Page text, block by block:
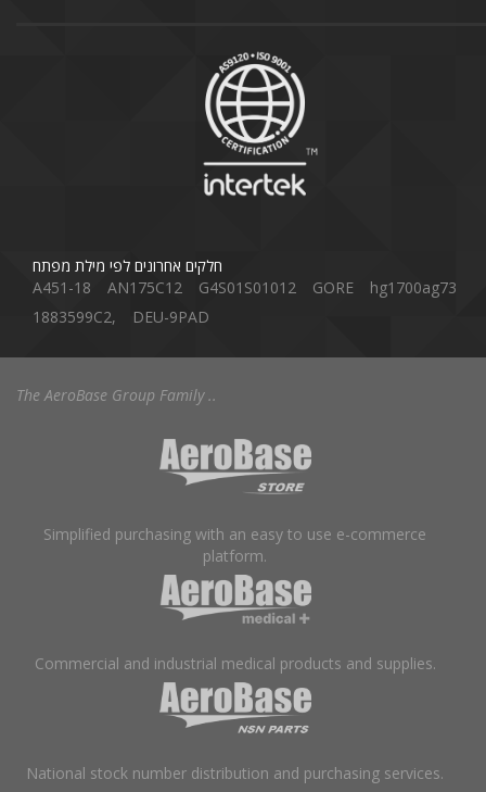
חלקים אחרונים לפי מילת מפתח
A451-18
AN175C12 G4S01S01012 GORE
hg1700ag73
1883599C2,
DEU-9PAD
The AeroBase Group Family ..
Simplified purchasing with an easy to use e-commerce
platform.
Commercial and industrial medical products and supplies.
National stock number distribution and purchasing services.